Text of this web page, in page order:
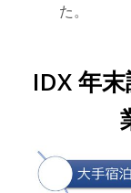
た。
IDX 年